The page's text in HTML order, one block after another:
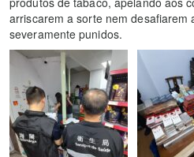
arriscarem a sorte nem desafiarem
severamente punidos.